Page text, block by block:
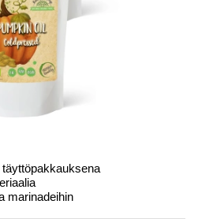
marinadeihin